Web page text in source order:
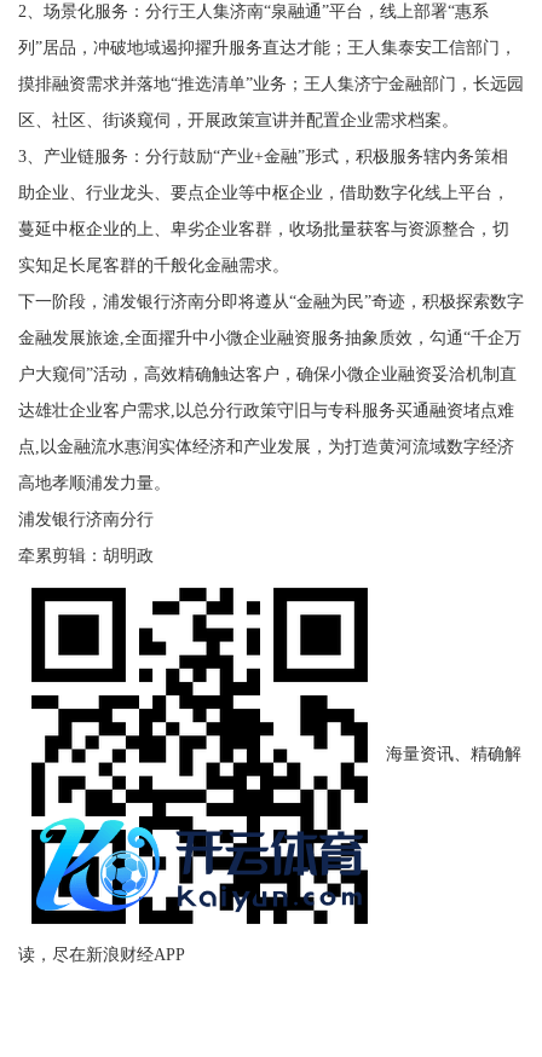
2、场景化服务：分行王人集济南“泉融通”平台，线上部署“惠系
列”居品，冲破地域遏抑擢升服务直达才能；王人集泰安工信部门，
摸排融资需求并落地“推选清单”业务；王人集济宁金融部门，长远园
区、社区、街谈窥伺，开展政策宣讲并配置企业需求档案。
3、产业链服务：分行鼓励“产业+金融”形式，积极服务辖内务策相
助企业、行业龙头、要点企业等中枢企业，借助数字化线上平台，
蔓延中枢企业的上、卑劣企业客群，收场批量获客与资源整合，切
实知足长尾客群的千般化金融需求。
下一阶段，浦发银行济南分即将遵从“金融为民”奇迹，积极探索数字
金融发展旅途,全面擢升中小微企业融资服务抽象质效，勾通“千企万
户大窥伺”活动，高效精确触达客户，确保小微企业融资妥洽机制直
达雄壮企业客户需求,以总分行政策守旧与专科服务买通融资堵点难
点,以金融流水惠润实体经济和产业发展，为打造黄河流域数字经济
高地孝顺浦发力量。
浦发银行济南分行
牵累剪辑：胡明政
海量资讯、精确解
读，尽在新浪财经APP